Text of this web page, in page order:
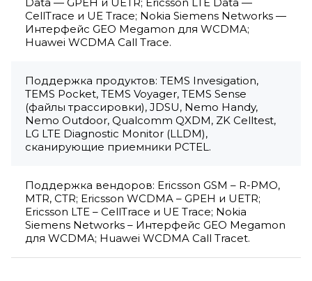
CellTrace и UE Trace; Nokia Siemens Networks —
Интерфейс GEO Megamon для WCDMA;
Huawei WCDMA Call Trace.
Поддержка продуктов: TEMS Invesigation,
TEMS Pocket, TEMS Voyager, TEMS Sense
(файлы трассировки), JDSU, Nemo Handy,
Nemo Outdoor, Qualcomm QXDM, ZK Celltest,
LG LTE Diagnostic Monitor (LLDM),
сканирующие приемники PCTEL.
Поддержка вендоров: Ericsson GSM – R-PMO,
MTR, CTR; Ericsson WCDMA – GPEH и UETR;
Ericsson LTE – CellTrace и UE Trace; Nokia
Siemens Networks – Интерфейс GEO Megamon
для WCDMA; Huawei WCDMA Call Tracet.